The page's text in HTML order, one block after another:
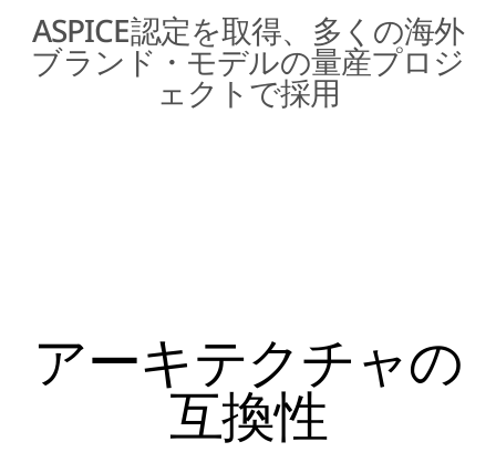
ASPICE認定を取得、多くの海外
ブランド・モデルの量産プロジ
ェクトで採用
アーキテクチャの
互換性